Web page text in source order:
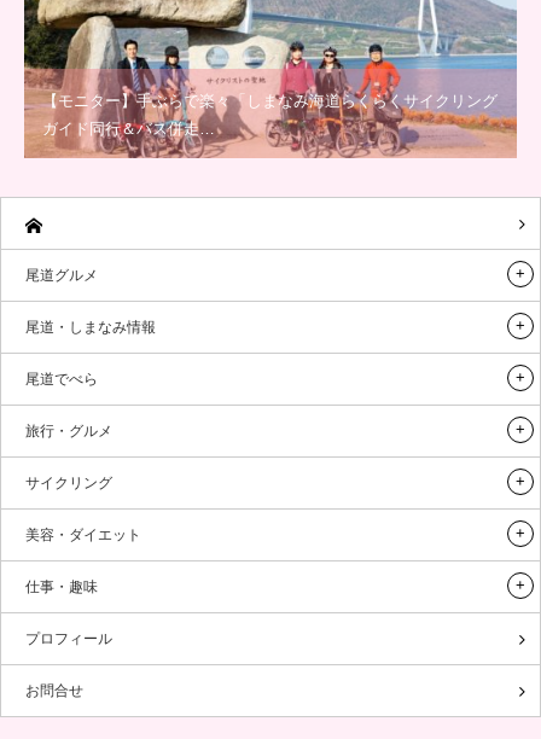
【モニター】手ぶらで楽々「しまなみ海道らくらくサイクリング
ガイド同行＆バス併走…
尾道グルメ
尾道・しまなみ情報
尾道でべら
旅行・グルメ
サイクリング
美容・ダイエット
仕事・趣味
プロフィール
お問合せ